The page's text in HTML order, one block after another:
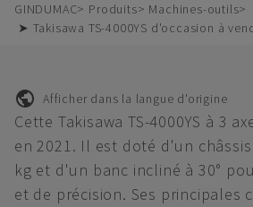
GINDUMAC Produits
Machines-outils
➤ Takisawa TS-4000YS d'occasion à
Afficher dans la langue d'origine
Cette Takisawa TS-4000YS à 3
en 2021. Il est doté d'un
kg et d'un banc incliné à 30°
et de précision. Ses principales